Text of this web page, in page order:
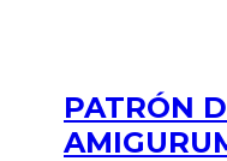
PATRÓN